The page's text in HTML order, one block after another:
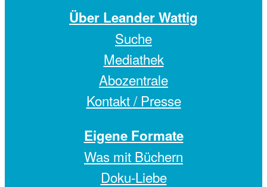
Über Leander Wattig
Suche
Mediathek
Abozentrale
Kontakt / Presse
Eigene Formate
Was mit Büchern
Doku-Liebe